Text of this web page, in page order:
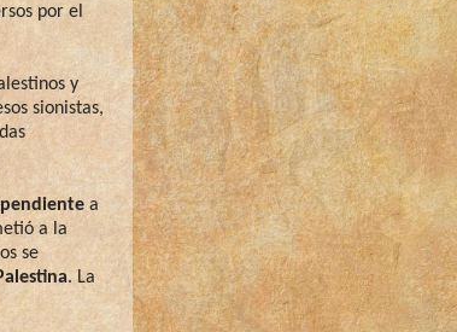
por el
y
sionistas,
a
a la
se
. La